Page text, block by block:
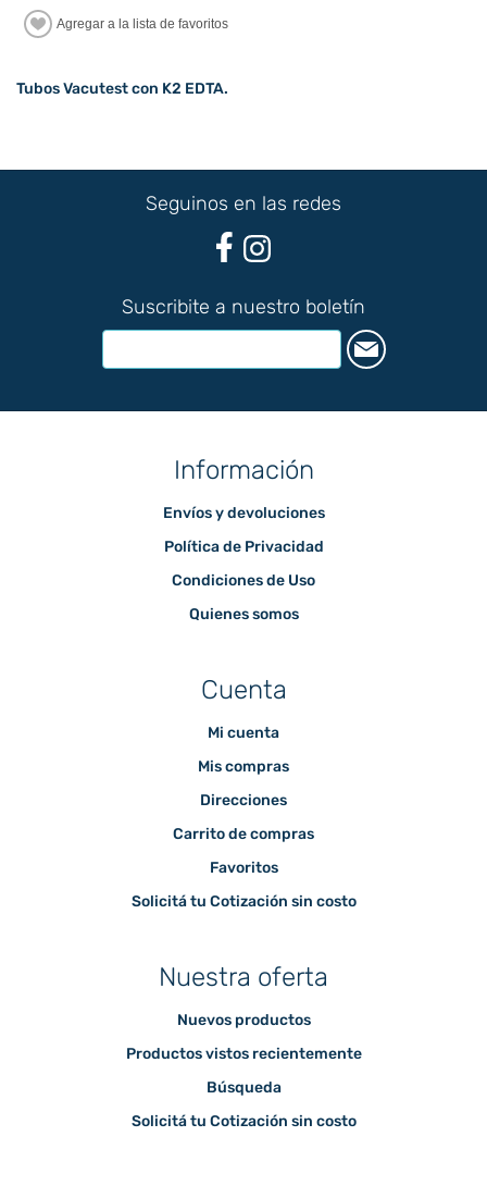
Tubos Vacutest con K2 EDTA.
Seguinos en las redes
Suscribite a nuestro boletín
Información
Envíos y devoluciones
Política de Privacidad
Condiciones de Uso
Quienes somos
Cuenta
Mi cuenta
Mis compras
Direcciones
Carrito de compras
Favoritos
Solicitá tu Cotización sin costo
Nuestra oferta
Nuevos productos
Productos vistos recientemente
Búsqueda
Solicitá tu Cotización sin costo